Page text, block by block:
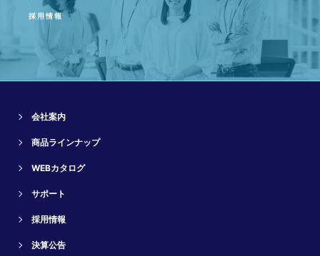
採用情報
会社案内
商品ラインナップ
WEBカタログ
サポート
採用情報
決算公告